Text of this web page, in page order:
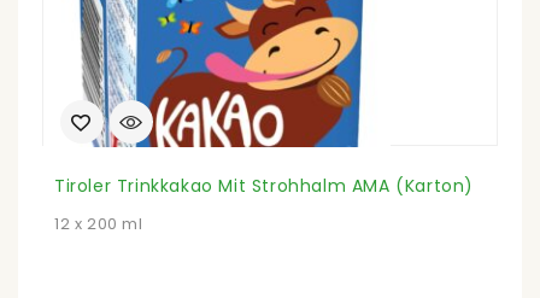
Tiroler Trinkkakao Mit Strohhalm AMA (Karton)
12 x 200 ml